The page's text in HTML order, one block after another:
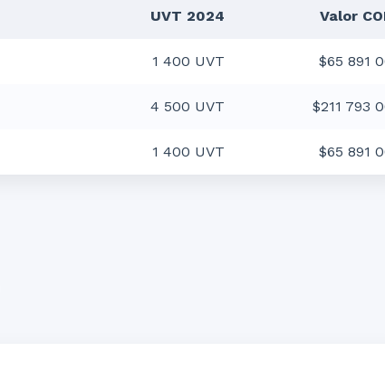
UVT 2024 Valor
1 400 UVT $65 891
4 500 UVT $211 793
1 400 UVT $65 891